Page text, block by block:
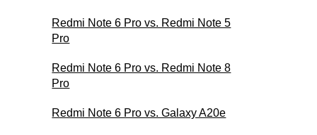
Redmi Note 6 Pro vs. Redmi Note 5
Pro
Redmi Note 6 Pro vs. Redmi Note 8
Pro
Redmi Note 6 Pro vs. Galaxy A20e